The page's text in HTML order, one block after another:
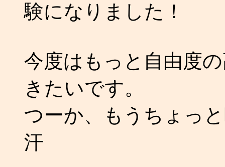
験になりました！
今度はもっと自由度
きたいです。
つーか、もうちょっ
汗